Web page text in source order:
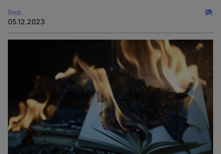
Red.
05.12.2023